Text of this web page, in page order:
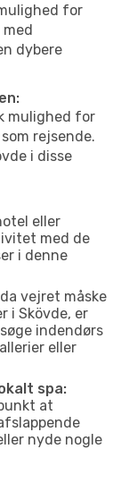
for
dybere
mulighed for
rejsende.
i disse
eller
med de
i denne
da vejret måske
i Skövde, er
indendørs
eller
spa:
at
nyde nogle